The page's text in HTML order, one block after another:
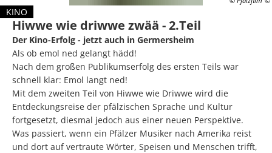
KINO
KATEGORIE: KINO
Hiwwe wie driwwe zwää - 2.Teil
Der Kino-Erfolg - jetzt auch in Germersheim
Als ob emol ned gelangt hädd!
Nach dem großen Publikumserfolg des ersten Teils war
schnell klar: Emol langt ned!
Mit dem zweiten Teil von Hiwwe wie Driwwe wird die
Entdeckungsreise der pfälzischen Sprache und Kultur
fortgesetzt, diesmal jedoch aus einer neuen Perspektive.
Was passiert, wenn ein Pfälzer Musiker nach Amerika reist
und dort auf vertraute Wörter, Speisen und Menschen trifft,